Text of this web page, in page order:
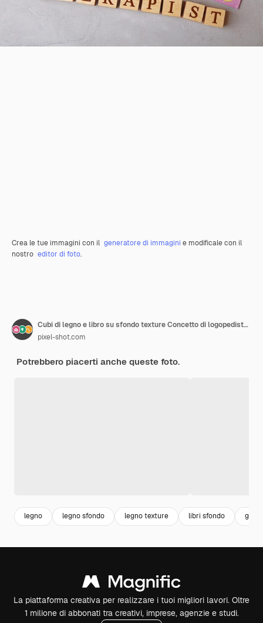
Crea le tue immagini con il generatore di immagini e modificale con il
nostro editor di foto.
Cubi di legno e libro su sfondo texture Concetto di logopedista infantile
pixel-shot.com
Potrebbero piacerti anche queste foto.
legno legno sfondo legno texture libri sfondo
La piattaforma creativa per realizzare i tuoi migliori lavori. Oltre
1 milione di abbonati tra creativi, imprese, agenzie e studi.